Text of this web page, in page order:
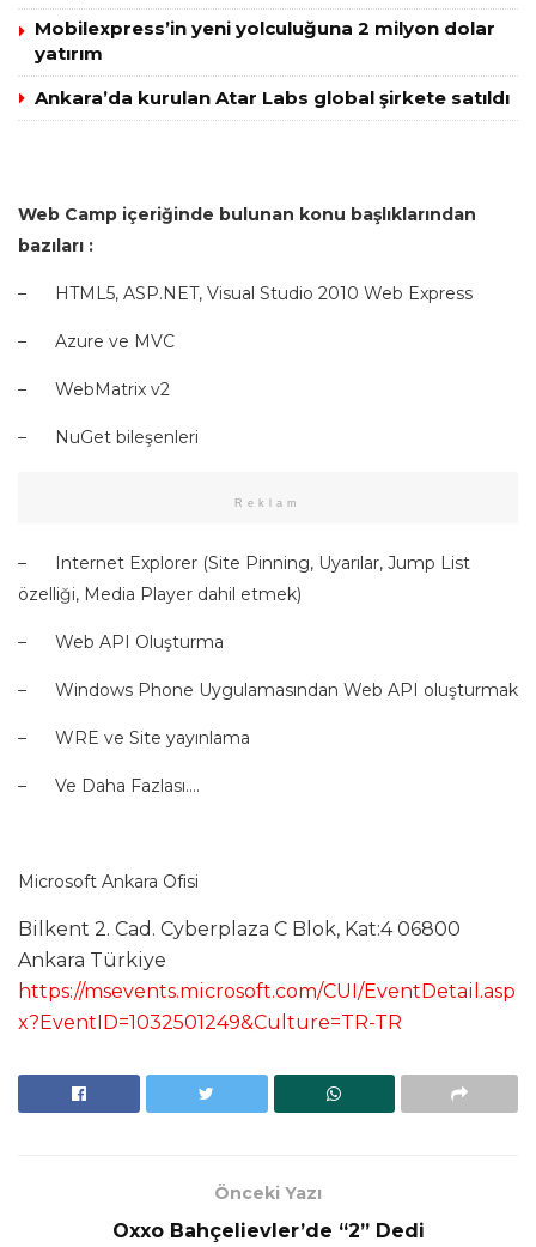
Mobilexpress’in yeni yolculuğuna 2 milyon dolar
yatırım
Ankara’da kurulan Atar Labs global şirkete satıldı
Web Camp içeriğinde bulunan konu başlıklarından
bazıları :
– HTML5, ASP.NET, Visual Studio 2010 Web Express
– Azure ve MVC
– WebMatrix v2
– NuGet bileşenleri
Reklam
– Internet Explorer (Site Pinning, Uyarılar, Jump List
özelliği, Media Player dahil etmek)
– Web API Oluşturma
– Windows Phone Uygulamasından Web API oluşturmak
– WRE ve Site yayınlama
– Ve Daha Fazlası….
Microsoft Ankara Ofisi
Bilkent 2. Cad. Cyberplaza C Blok, Kat:4 06800
Ankara Türkiye
https://msevents.microsoft.com/CUI/EventDetail.asp
x?EventID=1032501249&Culture=TR-TR
Önceki Yazı
Oxxo Bahçelievler’de “2” Dedi